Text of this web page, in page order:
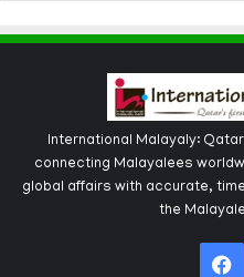
International Malayaly:
connecting Malayalees
global affairs with accurate,
the